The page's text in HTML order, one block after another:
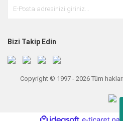
Bizi Takip Edin
Copyright © 1997 - 2026 Tüm
ideasoft